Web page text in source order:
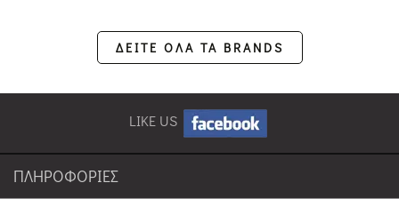
ΔΕΙΤΕ ΟΛΑ ΤΑ BRANDS
LIKE US
ΠΛΗΡΟΦΟΡΙΕΣ